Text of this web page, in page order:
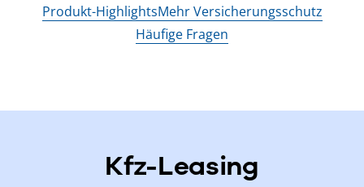
Produkt-HighlightsMehr Versicherungsschutz
Häufige Fragen
Kfz-Leasing